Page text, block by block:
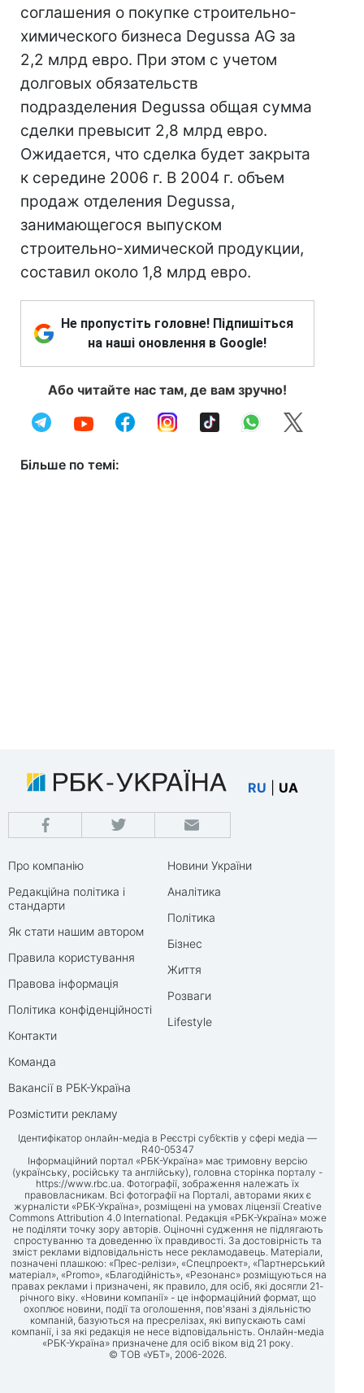
соглашения о покупке строительно-
химического бизнеса Degussa AG за
2,2 млрд евро. При этом с учетом
долговых обязательств
подразделения Degussa общая сумма
сделки превысит 2,8 млрд евро.
Ожидается, что сделка будет закрыта
к середине 2006 г. В 2004 г. объем
продаж отделения Degussa,
занимающегося выпуском
строительно-химической продукции,
составил около 1,8 млрд евро.
Не пропустіть головне! Підпишіться
на наші оновлення в Google!
Або читайте нас там, де вам зручно!
Більше по темі:
RU UA
Про компанію
Редакційна політика і
стандарти
Як стати нашим автором
Правила користування
Правова інформація
Політика конфіденційності
Контакти
Команда
Вакансії в РБК-Україна
Розмістити рекламу
Новини України
Аналітика
Політика
Бізнес
Життя
Розваги
Lifestyle
Ідентифікатор онлайн-медіа в Реєстрі суб’єктів у сфері медіа —
R40-05347
Інформаційний портал «РБК-Україна» має тримовну версію
(українську, російську та англійську), головна сторінка порталу -
https://www.rbc.ua. Фотографії, зображення належать їх
правовласникам. Всі фотографії на Порталі, авторами яких є
журналісти «РБК-Україна», розміщені на умовах ліцензії Creative
Commons Attribution 4.0 International. Редакція «РБК-Україна» може
не поділяти точку зору авторів. Оціночні судження не підлягають
спростуванню та доведенню їх правдивості. За достовірність та
зміст реклами відповідальність несе рекламодавець. Матеріали,
позначені плашкою: «Прес-релізи», «Спецпроект», «Партнерський
матеріал», «Promo», «Благодійність», «Резонанс» розміщуються на
правах реклами і призначені, як правило, для осіб, які досягли 21-
річного віку. «Новини компанії» - це інформаційний формат, що
охоплює новини, події та оголошення, пов'язані з діяльністю
компаній, базуються на пресрелізах, які випускають самі
компанії, і за які редакція не несе відповідальність. Онлайн-медіа
«РБК-Україна» призначене для осіб віком від 21 року.
© ТОВ «УБТ», 2006-2026.